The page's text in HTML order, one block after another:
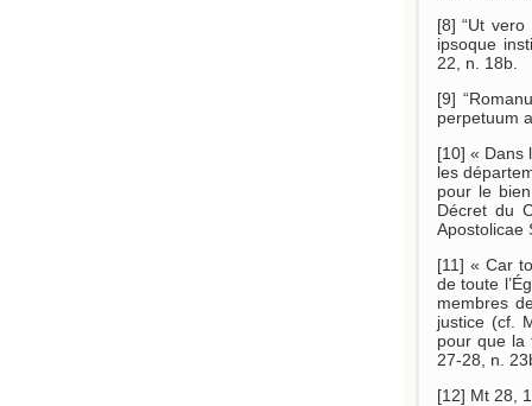
[8] “Ut
ipsoque
22, n. 18b.
[9]
perpetuum
[10] « Dans
les
pour le
Décret du
Apostolicae
[11] « Car
de toute
membres
justice (cf.
pour que la
27-28, n.
[12] Mt 28,